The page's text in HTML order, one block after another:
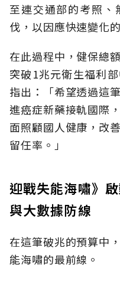
至連交通部的考照、
伐，以因應快速變化
在此過程中，健保總
突破1兆元衛生福利
指出：「希望透過這
進癌症新藥接軌國際
面照顧國人健康，改
留任率。」
迎戰失能海嘯》
與大數據防線
在這筆破兆的預算中
能海嘯的最前線。